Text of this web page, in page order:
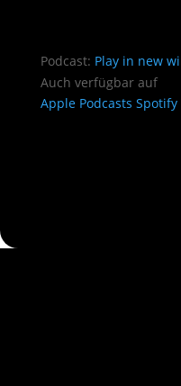
Podcast: Play in new
Auch verfügbar auf
Apple Podcasts Spotify